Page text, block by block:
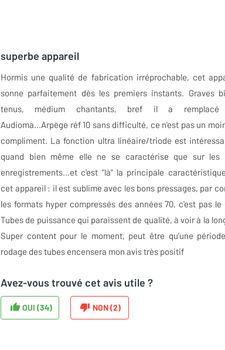
superbe appareil
Hormis une qualité de fabrication irréprochable, cet
sonne parfaitement dès les premiers instants. Graves
tenus, médium chantants, bref il a
Audioma...Arpège réf 10 sans difficulté, ce n'est pas un
compliment. La fonction ultra linéaire/triode est
quand bien même elle ne se caractérise que sur les
enregistrements...et c'est "là" la principale
cet appareil : il est sublime avec les bons pressages, par
les formats hyper compressés des années 70, c'est pas le
Tubes de puissance qui paraissent de qualité, à voir à la
Super content pour le moment, peut être qu'une
rodage des tubes encensera mon avis très positif
Avez-vous trouvé cet avis utile ?
OUI (34) NON (2)